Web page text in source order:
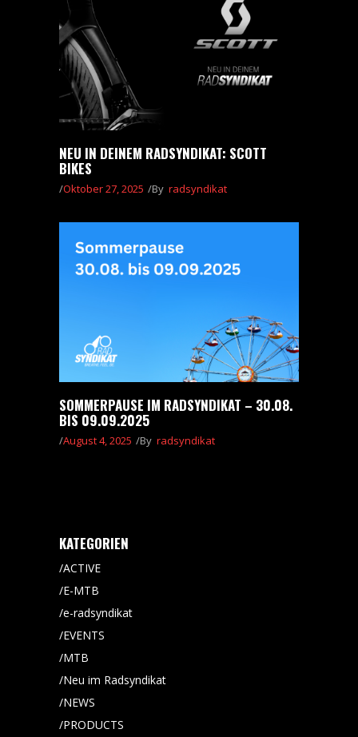
NEU IN DEINEM RADSYNDIKAT: SCOTT
BIKES
Oktober 27, 2025 By radsyndikat
SOMMERPAUSE IM RADSYNDIKAT – 30.08.
BIS 09.09.2025
August 4, 2025 By radsyndikat
KATEGORIEN
ACTIVE
E-MTB
e-radsyndikat
EVENTS
MTB
Neu im Radsyndikat
NEWS
PRODUCTS